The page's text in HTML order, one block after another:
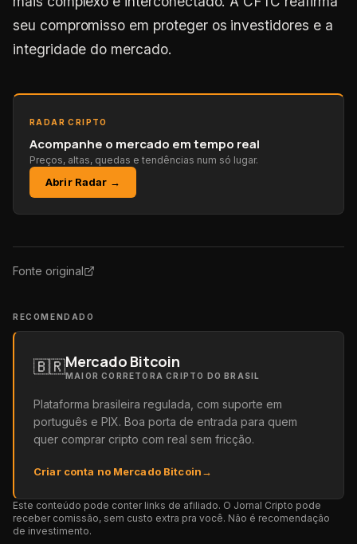
seu compromisso em proteger os investidores e a
integridade do mercado.
RADAR CRIPTO
Acompanhe o mercado em tempo real
Preços, altas, quedas e tendências num só lugar.
Abrir Radar →
Fonte original
RECOMENDADO
🇧🇷Mercado Bitcoin
MAIOR CORRETORA CRIPTO DO BRASIL
Plataforma brasileira regulada, com suporte em
português e PIX. Boa porta de entrada para quem
quer comprar cripto com real sem fricção.
Criar conta no Mercado Bitcoin→
Este conteúdo pode conter links de afiliado. O Jornal Cripto pode
receber comissão, sem custo extra pra você. Não é recomendação
de investimento.